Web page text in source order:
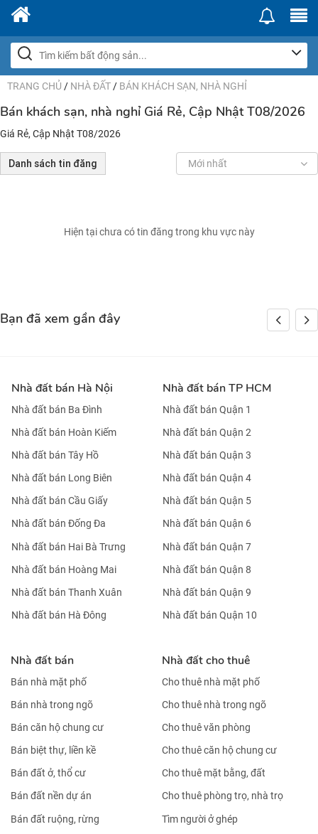
TRANG CHỦ / NHÀ ĐẤT / BÁN KHÁCH SẠN, NHÀ NGHỈ
Bán khách sạn, nhà nghỉ Giá Rẻ, Cập Nhật T08/2026
Giá Rẻ, Cập Nhật T08/2026
Danh sách tin đăng Mới nhất
Hiện tại chưa có tin đăng trong khu vực này
Bạn đã xem gần đây
Nhà đất bán Hà Nội
Nhà đất bán Ba Đình
Nhà đất bán Hoàn Kiếm
Nhà đất bán Tây Hồ
Nhà đất bán Long Biên
Nhà đất bán Cầu Giấy
Nhà đất bán Đống Đa
Nhà đất bán Hai Bà Trưng
Nhà đất bán Hoàng Mai
Nhà đất bán Thanh Xuân
Nhà đất bán Hà Đông
Nhà đất bán TP HCM
Nhà đất bán Quận 1
Nhà đất bán Quận 2
Nhà đất bán Quận 3
Nhà đất bán Quận 4
Nhà đất bán Quận 5
Nhà đất bán Quận 6
Nhà đất bán Quận 7
Nhà đất bán Quận 8
Nhà đất bán Quận 9
Nhà đất bán Quận 10
Nhà đất bán
Bán nhà mặt phố
Bán nhà trong ngõ
Bán căn hộ chung cư
Bán biệt thự, liền kề
Bán đất ở, thổ cư
Bán đất nền dự án
Bán đất ruộng, rừng
Nhà đất cho thuê
Cho thuê nhà mặt phố
Cho thuê nhà trong ngõ
Cho thuê văn phòng
Cho thuê căn hộ chung cư
Cho thuê mặt bằng, đất
Cho thuê phòng trọ, nhà trọ
Tìm người ở ghép